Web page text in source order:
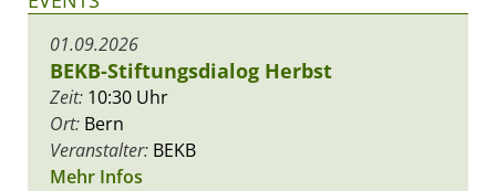
01.09.2026
BEKB-Stiftungsdialog Herbst
Zeit: 10:30 Uhr
Ort: Bern
Veranstalter: BEKB
Mehr Infos